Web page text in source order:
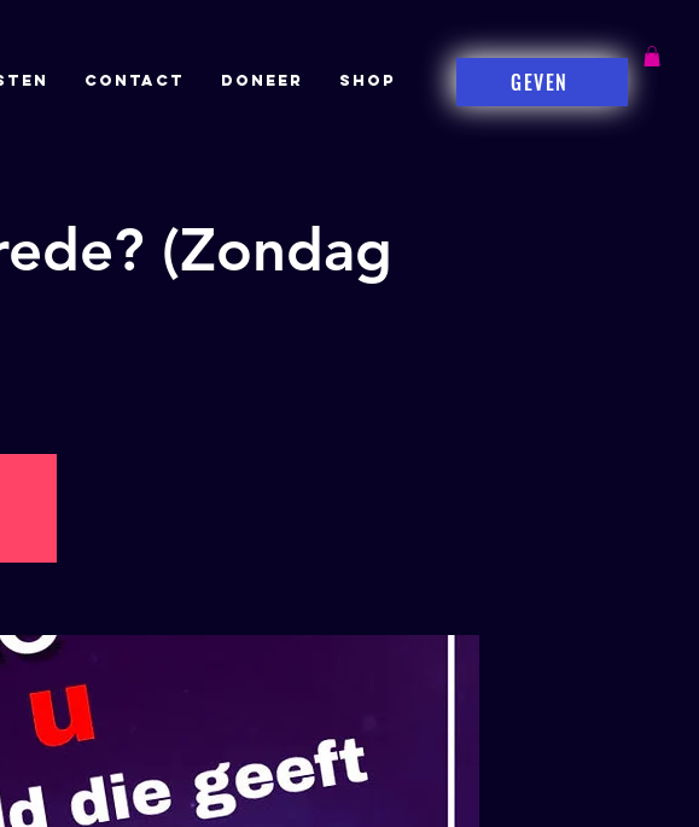
CONTACT DONEER Shop GEVEN
(Zondag